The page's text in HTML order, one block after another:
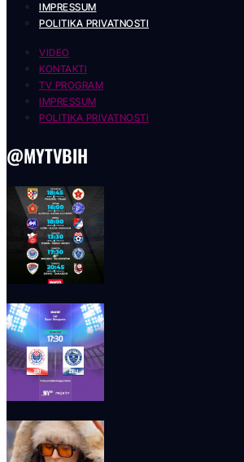
IMPRESSUM
POLITIKA PRIVATNOSTI
VIDEO
KONTAKTI
TV PROGRAM
IMPRESSUM
POLITIKA PRIVATNOSTI
@MYTVBIH